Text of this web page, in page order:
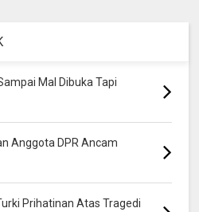
Mal Dibuka Tapi
Anggota DPR Ancam
Prihatinan Atas Tragedi